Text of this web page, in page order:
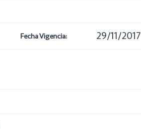
Fecha Vigencia: 29/11/2017